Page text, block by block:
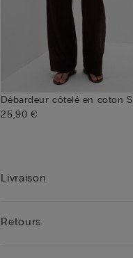
Débardeur côtelé en coton
25,90 €
Livraison
Retours